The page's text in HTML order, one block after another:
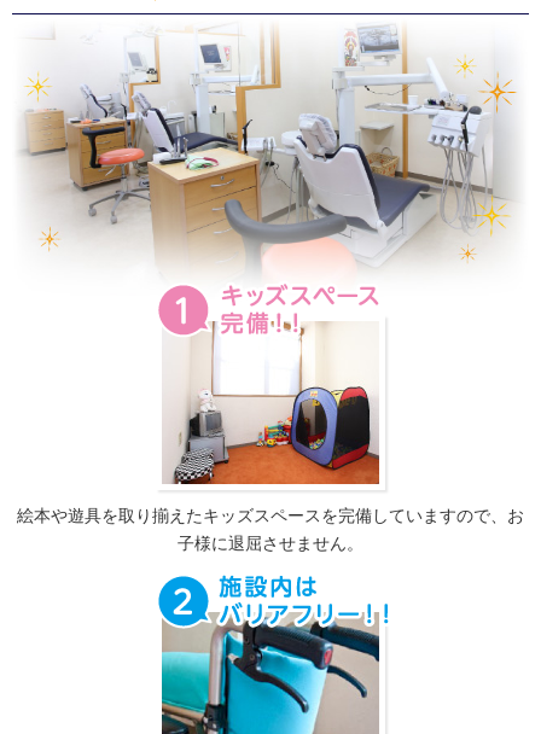
絵本や遊具を取り揃えたキッズスペースを完備していますので、お
子様に退屈させません。